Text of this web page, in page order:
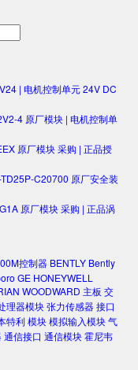
| 电机控制单元 24V DC
4 原厂模块 | 电机控制单
原厂模块 采购 | 正品授
C20700 原厂安全装
原厂模块 采购 | 正品涡
控制器 BENTLY Bently
GE HONEYWELL
WOODWARD 主板 交
理器模块张力传感器接口
特利模块模拟输入模块气
通信接口 通信模块霍尼韦